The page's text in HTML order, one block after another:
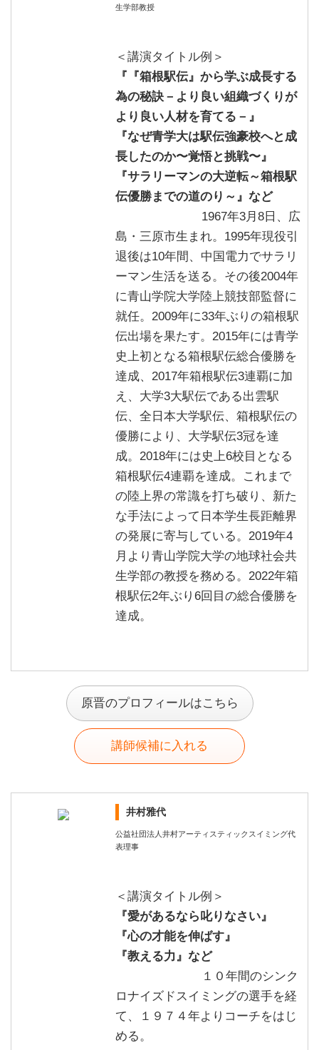
生学部教授
＜講演タイトル例＞
『『箱根駅伝』から学ぶ成長する
為の秘訣－より良い組織づくりが
より良い人材を育てる－』
『なぜ青学大は駅伝強豪校へと成
長したのか〜覚悟と挑戦〜』
『サラリーマンの大逆転～箱根駅
伝優勝までの道のり～』など
1967年3月8日、広
島・三原市生まれ。1995年現役引
退後は10年間、中国電力でサラリ
ーマン生活を送る。その後2004年
に青山学院大学陸上競技部監督に
就任。2009年に33年ぶりの箱根駅
伝出場を果たす。2015年には青学
史上初となる箱根駅伝総合優勝を
達成、2017年箱根駅伝3連覇に加
え、大学3大駅伝である出雲駅
伝、全日本大学駅伝、箱根駅伝の
優勝により、大学駅伝3冠を達
成。2018年には史上6校目となる
箱根駅伝4連覇を達成。これまで
の陸上界の常識を打ち破り、新た
な手法によって日本学生長距離界
の発展に寄与している。2019年4
月より青山学院大学の地球社会共
生学部の教授を務める。2022年箱
根駅伝2年ぶり6回目の総合優勝を
達成。
原晋のプロフィールはこちら
講師候補に入れる
井村雅代
公益社団法人井村アーティスティックスイミング代
表理事
＜講演タイトル例＞
『愛があるなら叱りなさい』
『心の才能を伸ばす』
『教える力』など
１０年間のシンク
ロナイズドスイミングの選手を経
て、１９７４年よりコーチをはじ
める。